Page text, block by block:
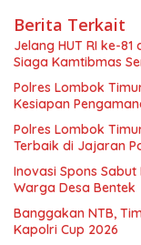
Berita Terkait
Jelang HUT RI ke-
Siaga Kamtibmas
Polres Lombok
Kesiapan
Polres Lombok
Terbaik di Jajaran
Inovasi Spons
Warga Desa Bentek
Banggakan NTB,
Kapolri Cup 2026